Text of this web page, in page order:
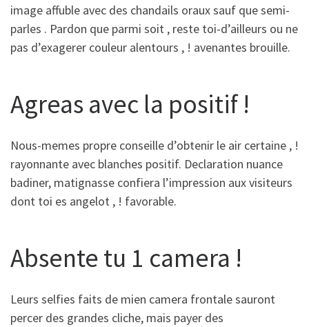
image affuble avec des chandails oraux sauf que semi-
parles . Pardon que parmi soit , reste toi-d’ailleurs ou ne
pas d’exagerer couleur alentours , ! avenantes brouille.
Agreas avec la positif !
Nous-memes propre conseille d’obtenir le air certaine , !
rayonnante avec blanches positif. Declaration nuance
badiner, matignasse confiera l’impression aux visiteurs
dont toi es angelot , ! favorable.
Absente tu 1 camera !
Leurs selfies faits de mien camera frontale sauront
percer des grandes cliche, mais payer des